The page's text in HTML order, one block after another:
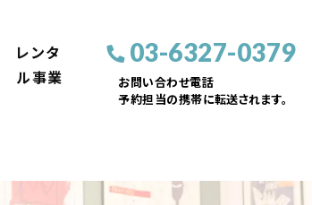
レンタ
ル事業
03-6327-0379
お問い合わせ電話
予約担当の携帯に転送されます。